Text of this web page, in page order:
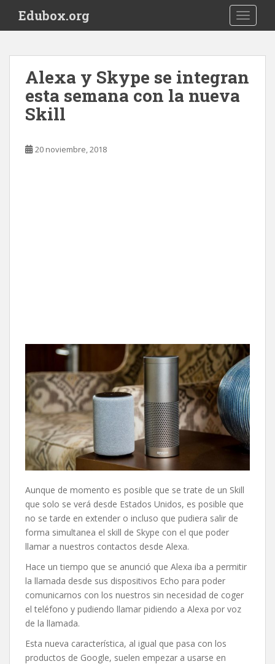
i
Edubox.org
Alexa y Skype se integran
esta semana con la nueva
Skill
20 noviembre, 2018
Aunque de momento es posible que se trate de un Skill
que solo se verá desde Estados Unidos, es posible que
no se tarde en extender o incluso que pudiera salir de
forma simultanea el skill de Skype con el que poder
llamar a nuestros contactos desde Alexa.
Hace un tiempo que se anunció que Alexa iba a permitir
la llamada desde sus dispositivos Echo para poder
comunicarnos con los nuestros sin necesidad de coger
el teléfono y pudiendo llamar pidiendo a Alexa por voz
de la llamada.
Esta nueva característica, al igual que pasa con los
productos de Google, suelen empezar a usarse en